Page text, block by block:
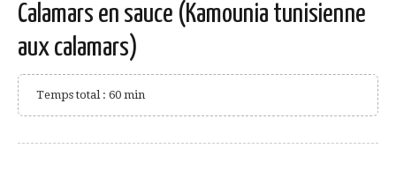
Calamars en sauce (Kamounia tunisienne
aux calamars)
Temps total : 60 min